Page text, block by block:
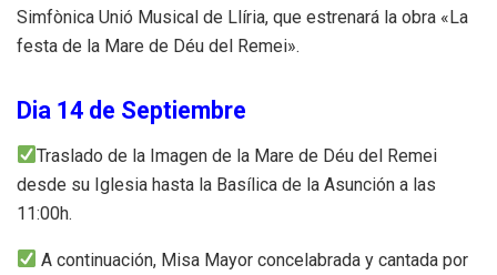
Simfònica Unió Musical de Llíria, que estrenará la obra «La
festa de la Mare de Déu del Remei».
Dia 14 de Septiembre
Traslado de la Imagen de la Mare de Déu del Remei
desde su Iglesia hasta la Basílica de la Asunción a las
11:00h.
A continuación, Misa Mayor concelabrada y cantada por